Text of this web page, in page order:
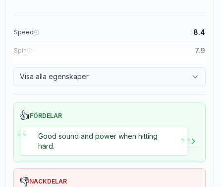
Speed 8.4
Spin 7.9
Visa alla egenskaper
👍FÖRDELAR
“
Good sound and power when hitting
hard.
”
👎NACKDELAR